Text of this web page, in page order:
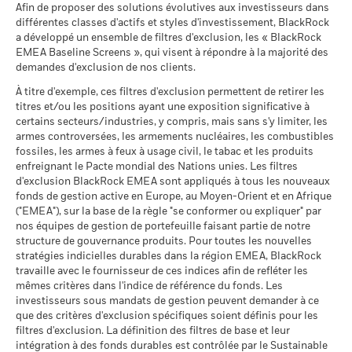
Collateral (% du prêt)
Les informations du tableau de synthèse du prêt ne sont pas
communiquées pour les fonds qui pratiquent le prêt de titres
depuis moins de 12 mois.
BlackRock a pour politique de communiquer les informations
relatives aux performances tous les trimestres, dans un délai
d'un mois. Concrètement, cela signifie que les performances
entre le 01/01/2019 et le 31/12/2019 pourront être rendues
publiques à compter du 01/02/2020.
Le pourcentage de prêt maximum peut varier à la hausse ou à
la baisse au fil du temps.
l'emprunteur fait défaut avant que les titres ne soient
restitués et si, en raison des mouvements du marché, la valeur
des garanties détenues a baissé et/ou la valeur des titres
prêtés a augmenté.
Intermédiaire
Ce que vous pourriez obtenir après
Rendement annuel moyen
Favorable
Ce que vous pourriez obtenir après
Rendement annuel moyen
Le scénario de tension montre ce que vous pourriez obtenir
dans des situations de marché extrêmes.
Notation des fonds ESG MSCI
au 17/juil./2026
A
Pointage de qualité ESG
MSCI (0-10)
au 17/juil./2026
Classification mondiale des
fonds selon Lipper
au 17/juil./2026
Mixed Asset EUR Balanced -
Global
Moyenne pondérée de
l'intensité carbone MSCI
(tonnes de CO2e/M$ de
ventes)
au 17/juil./2026
MSCI Implied Temperature
Rise (0-3,0+ °C)
> 2,0-2,5 °C
% des avoirs à l'égard
desquels des données ESG
MSCI
au 17/juil./2026
97,84
au 05/août/2026
MSCI - Contrevenants au
Pacte mondial des Nations
Unies
au 05/août/2026
0,00%
MSCI - Charbon thermique
au 05/août/2026
0,00%
MSCI - Sables bitumineux
au 05/août/2026
0,00%
Données sur la
participation aux secteurs
d'activité
au 05/août/2026
14,98%
Pourcentage des avoirs du
fonds à l'égard desquels
des données ne sont pas
disponibles
au 05/août/2026
iShares III plc - Prospectus (English)
iShares III plc - Prospectus (French -
Belgium^France)
iShares III plc - Prospectus (German -
Belgium^France)
Voir tous les documents
Afin de proposer des solutions évolutives aux investisseurs dans
différentes classes d'actifs et styles d'investissement, BlackRock
a développé un ensemble de filtres d'exclusion, les « BlackRock
EMEA Baseline Screens », qui visent à répondre à la majorité des
demandes d'exclusion de nos clients.
À titre d'exemple, ces filtres d'exclusion permettent de retirer les
titres et/ou les positions ayant une exposition significative à
certains secteurs/industries, y compris, mais sans s'y limiter, les
armes controversées, les armements nucléaires, les combustibles
fossiles, les armes à feux à usage civil, le tabac et les produits
enfreignant le Pacte mondial des Nations unies. Les filtres
d'exclusion BlackRock EMEA sont appliqués à tous les nouveaux
fonds de gestion active en Europe, au Moyen-Orient et en Afrique
("EMEA"), sur la base de la règle "se conformer ou expliquer" par
nos équipes de gestion de portefeuille faisant partie de notre
structure de gouvernance produits. Pour toutes les nouvelles
stratégies indicielles durables dans la région EMEA, BlackRock
travaille avec le fournisseur de ces indices afin de refléter les
mêmes critères dans l'indice de référence du fonds. Les
investisseurs sous mandats de gestion peuvent demander à ce
que des critères d'exclusion spécifiques soient définis pour les
filtres d'exclusion. La définition des filtres de base et leur
intégration à des fonds durables est contrôlée par le Sustainable